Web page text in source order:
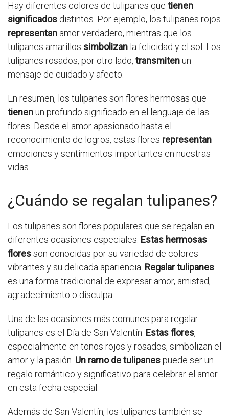
Hay diferentes colores de tulipanes que tienen
significados distintos. Por ejemplo, los tulipanes rojos
representan amor verdadero, mientras que los
tulipanes amarillos simbolizan la felicidad y el sol. Los
tulipanes rosados, por otro lado, transmitenun
mensaje de cuidado y afecto.
En resumen, los tulipanes son flores hermosas que
tienenun profundo significado en el lenguaje de las
flores. Desde el amor apasionado hasta el
reconocimiento de logros, estas flores representan
emociones y sentimientos importantes en nuestras
vidas.
¿Cuándo se regalan tulipanes?
Los tulipanes son flores populares que se regalan en
diferentes ocasiones especiales. Estas hermosas
floresson conocidas por su variedad de colores
vibrantes y su delicada apariencia. Regalar tulipanes
es una forma tradicional de expresar amor, amistad,
agradecimiento o disculpa.
Una de las ocasiones más comunes para regalar
tulipanes es el Día de San Valentín. Estas flores,
especialmente en tonos rojos y rosados, simbolizan el
amor y la pasión. Un ramo de tulipanespuede ser un
regalo romántico y significativo para celebrar el amor
en esta fecha especial.
Además de San Valentín, los tulipanes también se